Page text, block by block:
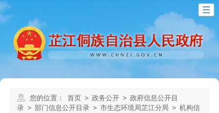
您的位置： 首页 > 政务公开 > 政府信息公开目
录 > 部门信息公开目录 > 市生态环境局芷江分局 > 机构信